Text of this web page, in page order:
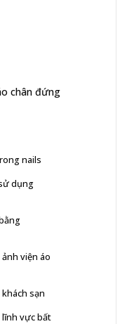
chân đứng
nails
dụng
viện áo
sạn
vực bất